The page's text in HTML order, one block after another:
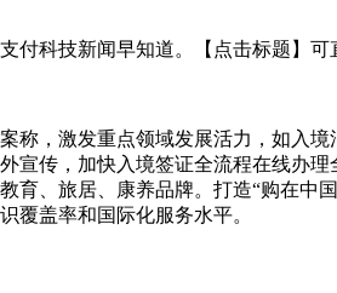
付科技新闻早知道。【点击标题】可
称，激发重点领域发展活力，如入
宣传，加快入境签证全流程在线办
、旅居、康养品牌。打造“购在中
覆盖率和国际化服务水平。